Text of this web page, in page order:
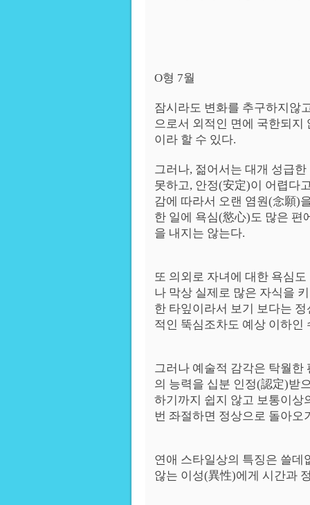
O형 7월
잠시라도 변화를 추구하지않
으로서 외적인 면에 국한되지
이라 할 수 있다.
그러나, 젊어서는 대개 성급
못하고, 안정(安定)이 어렵다
감에 따라서 오랜 염원(念願)
한 일에 욕심(慾心)도 많은 편
을 내지는 않는다.
또 의외로 자녀에 대한 욕심
나 막상 실제로 많은 자식을
한 타잎이라서 보기 보다는
적인 뚝심조차도 예상 이하인
그러나 예술적 감각은 탁월한
의 능력을 십분 인정(認定)받
하기까지 쉽지 않고 보통이상
번 좌절하면 정상으로 돌아오
연애 스타일상의 특징은 쓸데
않는 이성(異性)에게 시간과